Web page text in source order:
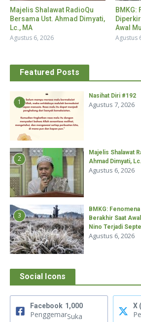
Majelis Shalawat RadioQu
Bersama Ust. Ahmad Dimyati,
Lc., MA
Agustus 6, 2026
BMKG:
Awal
Agustus
Featured Posts
1
Nasihat Diri #192
Agustus 7, 2026
2
Majelis Shalawat
Ahmad Dimyati,
Agustus 6, 2026
3
BMKG:
Berakhir Saat
Nino Terjadi
Agustus 6, 2026
Social Icons
Facebook 1,000
PenggemarSuka
X